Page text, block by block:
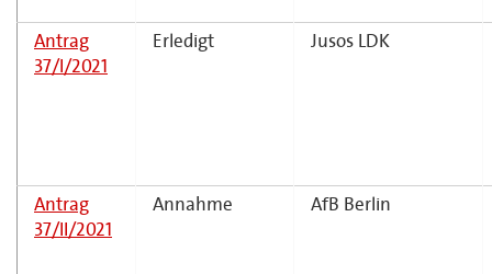
Antrag
37/I/2021
Erledigt Jusos LDK
Antrag
37/II/2021
Annahme AfB Berlin